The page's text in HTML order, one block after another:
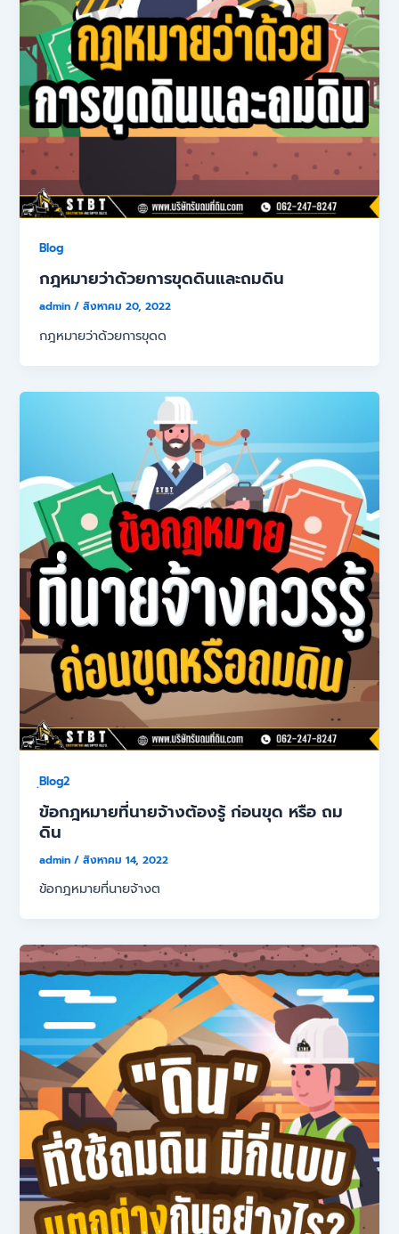
Blog
กฎหมายว่าด้วยการขุดดินและถมดิน
admin/สิงหาคม 20, 2022
กฎหมายว่าด้วยการขุดด
ฺBlog2
ข้อกฎหมายที่นายจ้างต้องรู้ ก่อนขุด หรือ ถม
ดิน
admin/สิงหาคม 14, 2022
ข้อกฎหมายที่นายจ้างต